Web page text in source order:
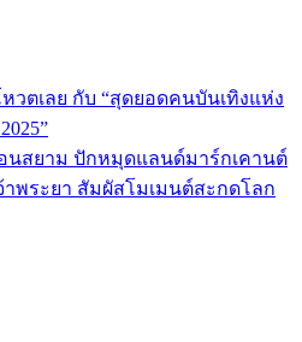
วตเลย กับ “สุดยอดคนบันเทิงแห่ง
นสยาม ปักหมุดแลนด์มาร์กเคานต์
พระยา สัมผัสโมเมนต์สะกดโลก